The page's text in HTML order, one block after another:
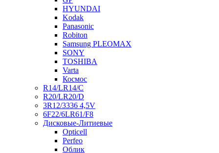
HYUNDAI
Kodak
Panasonic
Robiton
Samsung PLEOMAX
SONY
TOSHIBA
Varta
Космос
R14/LR14/C
R20/LR20/D
3R12/3336 4,5V
6F22/6LR61/F8
Дисковые-Литиевые
Opticell
Perfeo
Облик